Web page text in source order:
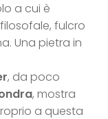
a cui è
fulcro
Una pietra in
, da poco
, mostra
a questa